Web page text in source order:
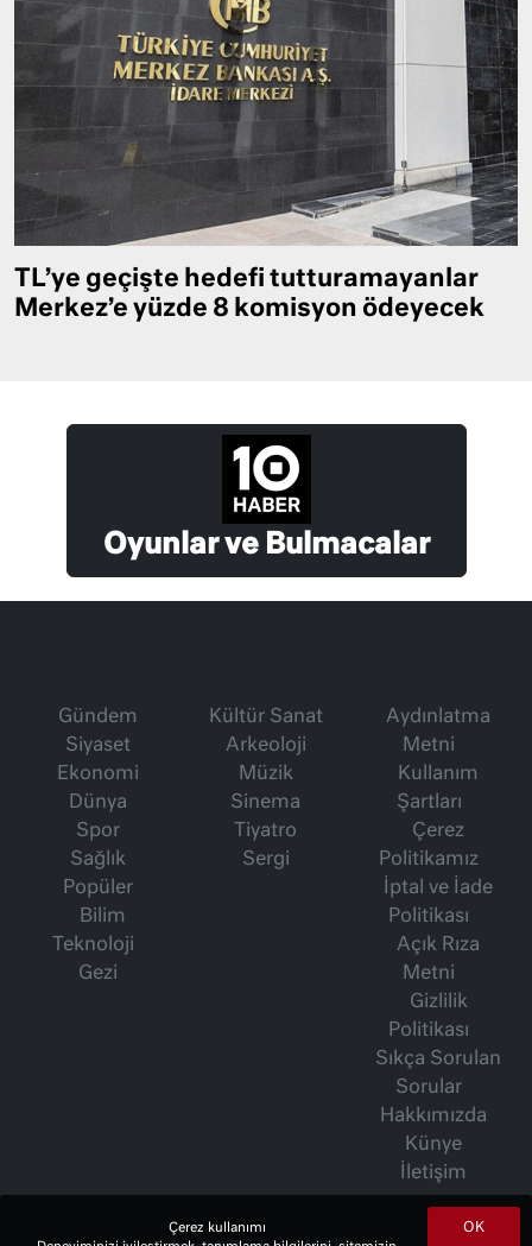
TL’ye geçişte hedefi tutturamayanlar
Merkez’e yüzde 8 komisyon ödeyecek
Oyunlar ve Bulmacalar
Gündem
Siyaset
Ekonomi
Dünya
Spor
Sağlık
Popüler
Bilim
Teknoloji
Gezi
Kültür Sanat
Arkeoloji
Müzik
Sinema
Tiyatro
Sergi
Aydınlatma
Metni
Kullanım
Şartları
Çerez
Politikamız
İptal ve İade
Politikası
Açık Rıza
Metni
Gizlilik
Politikası
Sıkça Sorulan
Sorular
Hakkımızda
Künye
İletişim
OK
Çerez kullanımı